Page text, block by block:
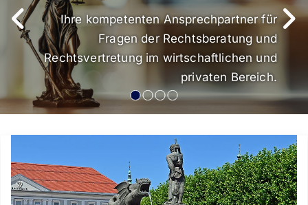
Ihre kompetenten
Fragen der
Rechtsvertretung im